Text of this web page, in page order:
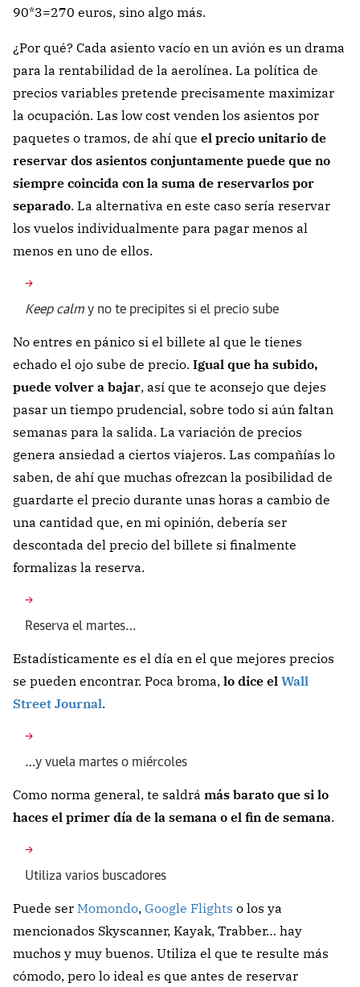
90*3=270 euros, sino algo más.
¿Por qué? Cada asiento vacío en un avión es un drama
para la rentabilidad de la aerolínea. La política de
precios variables pretende precisamente maximizar
la ocupación. Las low cost venden los asientos por
paquetes o tramos, de ahí que el precio unitario de
reservar dos asientos conjuntamente puede que no
siempre coincida con la suma de reservarlos por
separado. La alternativa en este caso sería reservar
los vuelos individualmente para pagar menos al
menos en uno de ellos.
Keep calm y no te precipites si el precio sube
No entres en pánico si el billete al que le tienes
echado el ojo sube de precio. Igual que ha subido,
puede volver a bajar, así que te aconsejo que dejes
pasar un tiempo prudencial, sobre todo si aún faltan
semanas para la salida. La variación de precios
genera ansiedad a ciertos viajeros. Las compañías lo
saben, de ahí que muchas ofrezcan la posibilidad de
guardarte el precio durante unas horas a cambio de
una cantidad que, en mi opinión, debería ser
descontada del precio del billete si finalmente
formalizas la reserva.
Reserva el martes…
Estadísticamente es el día en el que mejores precios
se pueden encontrar. Poca broma, lo dice el Wall
Street Journal.
…y vuela martes o miércoles
Como norma general, te saldrá más barato que si lo
haces el primer día de la semana o el fin de semana.
Utiliza varios buscadores
Puede ser Momondo, Google Flights o los ya
mencionados Skyscanner, Kayak, Trabber… hay
muchos y muy buenos. Utiliza el que te resulte más
cómodo, pero lo ideal es que antes de reservar